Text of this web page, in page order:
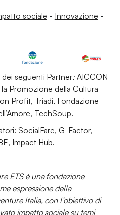
sociale - Innovazione -
seguenti Partner: AICCON
Promozione della Cultura
Profit, Triadi, Fondazione
TechSoup.
SocialFare, G-Factor,
Impact Hub.
ETS è una fondazione
espressione della
Italia, con l’obiettivo di
impatto sociale su temi